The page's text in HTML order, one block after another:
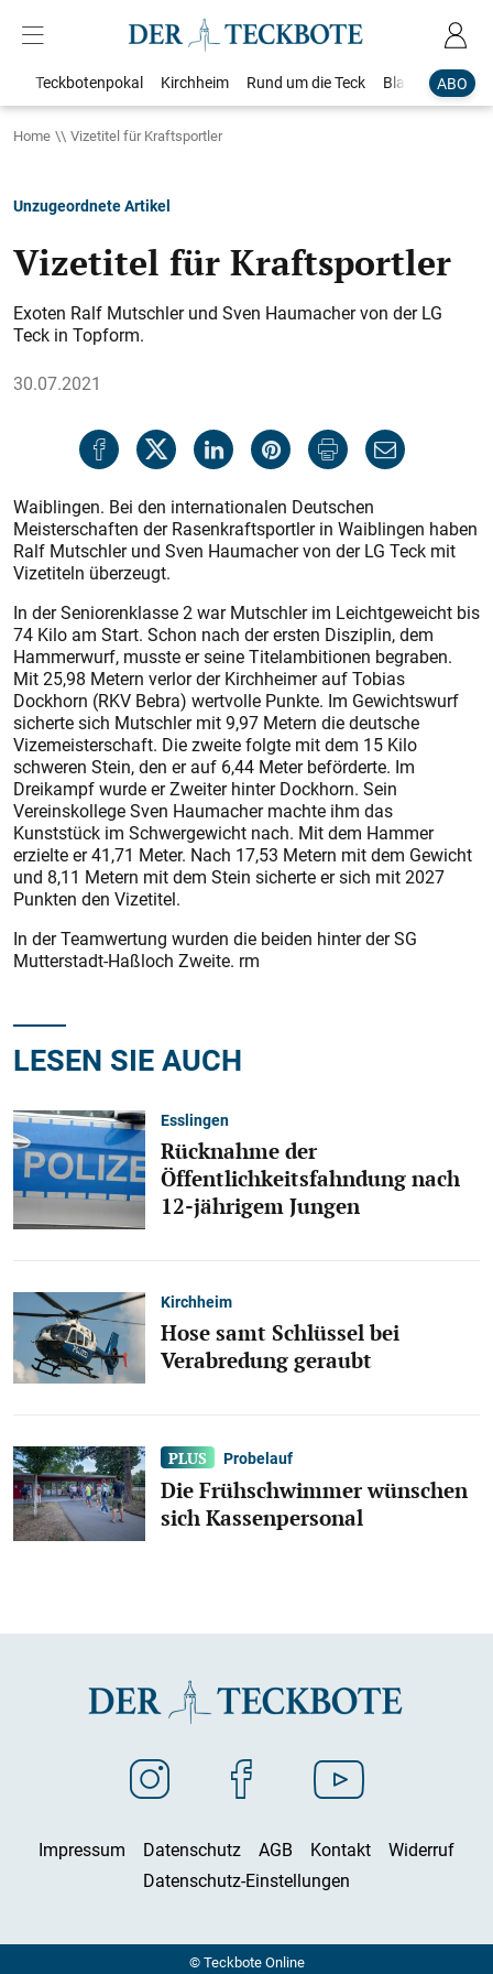
ABO
Teckbotenpokal Kirchheim Rund um die Teck Blaulicht
Home Vizetitel für Kraftsportler
Unzugeordnete Artikel
Vizetitel für Kraftsportler
Exoten Ralf Mutschler und Sven Haumacher von der LG
Teck in Topform.
30.07.2021
Waiblingen. Bei den internationalen Deutschen
Meisterschaften der Rasenkraftsportler in Waiblingen haben
Ralf Mutschler und Sven Haumacher von der LG Teck mit
Vizetiteln überzeugt.
In der Seniorenklasse 2 war Mutschler im Leichtgeweicht bis
74 Kilo am Start. Schon nach der ersten Disziplin, dem
Hammerwurf, musste er seine Titelambitionen begraben.
Mit 25,98 Metern verlor der Kirchheimer auf Tobias
Dockhorn (RKV Bebra) wertvolle Punkte. Im Gewichtswurf
sicherte sich Mutschler mit 9,97 Metern die deutsche
Vizemeis­terschaft. Die zweite folgte mit dem 15 Kilo
schweren Stein, den er auf 6,44 Meter beförderte. Im
Dreikampf wurde er Zweiter hinter Dockhorn. Sein
Vereinskollege Sven Haumacher machte ihm das
Kunststück im Schwergewicht nach. Mit dem Hammer
erzielte er 41,71 Meter. Nach 17,53 Metern mit dem Gewicht
und 8,11 Metern mit dem Stein sicherte er sich mit 2027
Punkten den Vizetitel.
In der Teamwertung wurden die beiden hinter der SG
Mutterstadt-Haßloch Zweite. rm
LESEN SIE AUCH
Esslingen
Rücknahme der
Öffentlichkeitsfahndung nach
12-jährigem Jungen
Kirchheim
Hose samt Schlüssel bei
Verabredung geraubt
Probelauf
Die Frühschwimmer wünschen
sich Kassenpersonal
Impressum Datenschutz AGB Kontakt
Widerruf
Datenschutz-Einstellungen
© Teckbote Online